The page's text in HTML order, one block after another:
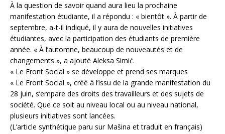
À la question de savoir quand aura lieu la prochaine
manifestation étudiante, il a répondu : « bientôt ». À partir de
septembre, a-t-il indiqué, il y aura de nouvelles initiatives
étudiantes, avec la participation des étudiants de première
année. « À l’automne, beaucoup de nouveautés et de
changements », a ajouté Aleksa Simić.
« Le Front Social » se développe et prend ses marques
« Le Front Social », créé à l’issu de la grande manifestation du
28 juin, s’empare des droits des travailleurs et des sujets de
société. Que ce soit au niveau local ou au niveau national,
plusieurs initiatives sont lancées.
(L’article synthétique paru sur Mašina et traduit en français)